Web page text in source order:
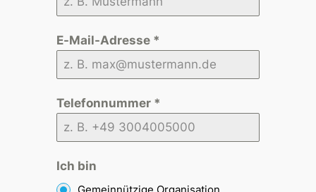
E-Mail-Adresse *
Telefonnummer *
Ich bin
Gemeinnützige Organisation